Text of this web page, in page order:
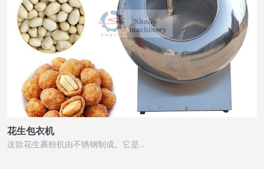
花生包衣机
这款花生裹粉机由不锈钢制成。它是…